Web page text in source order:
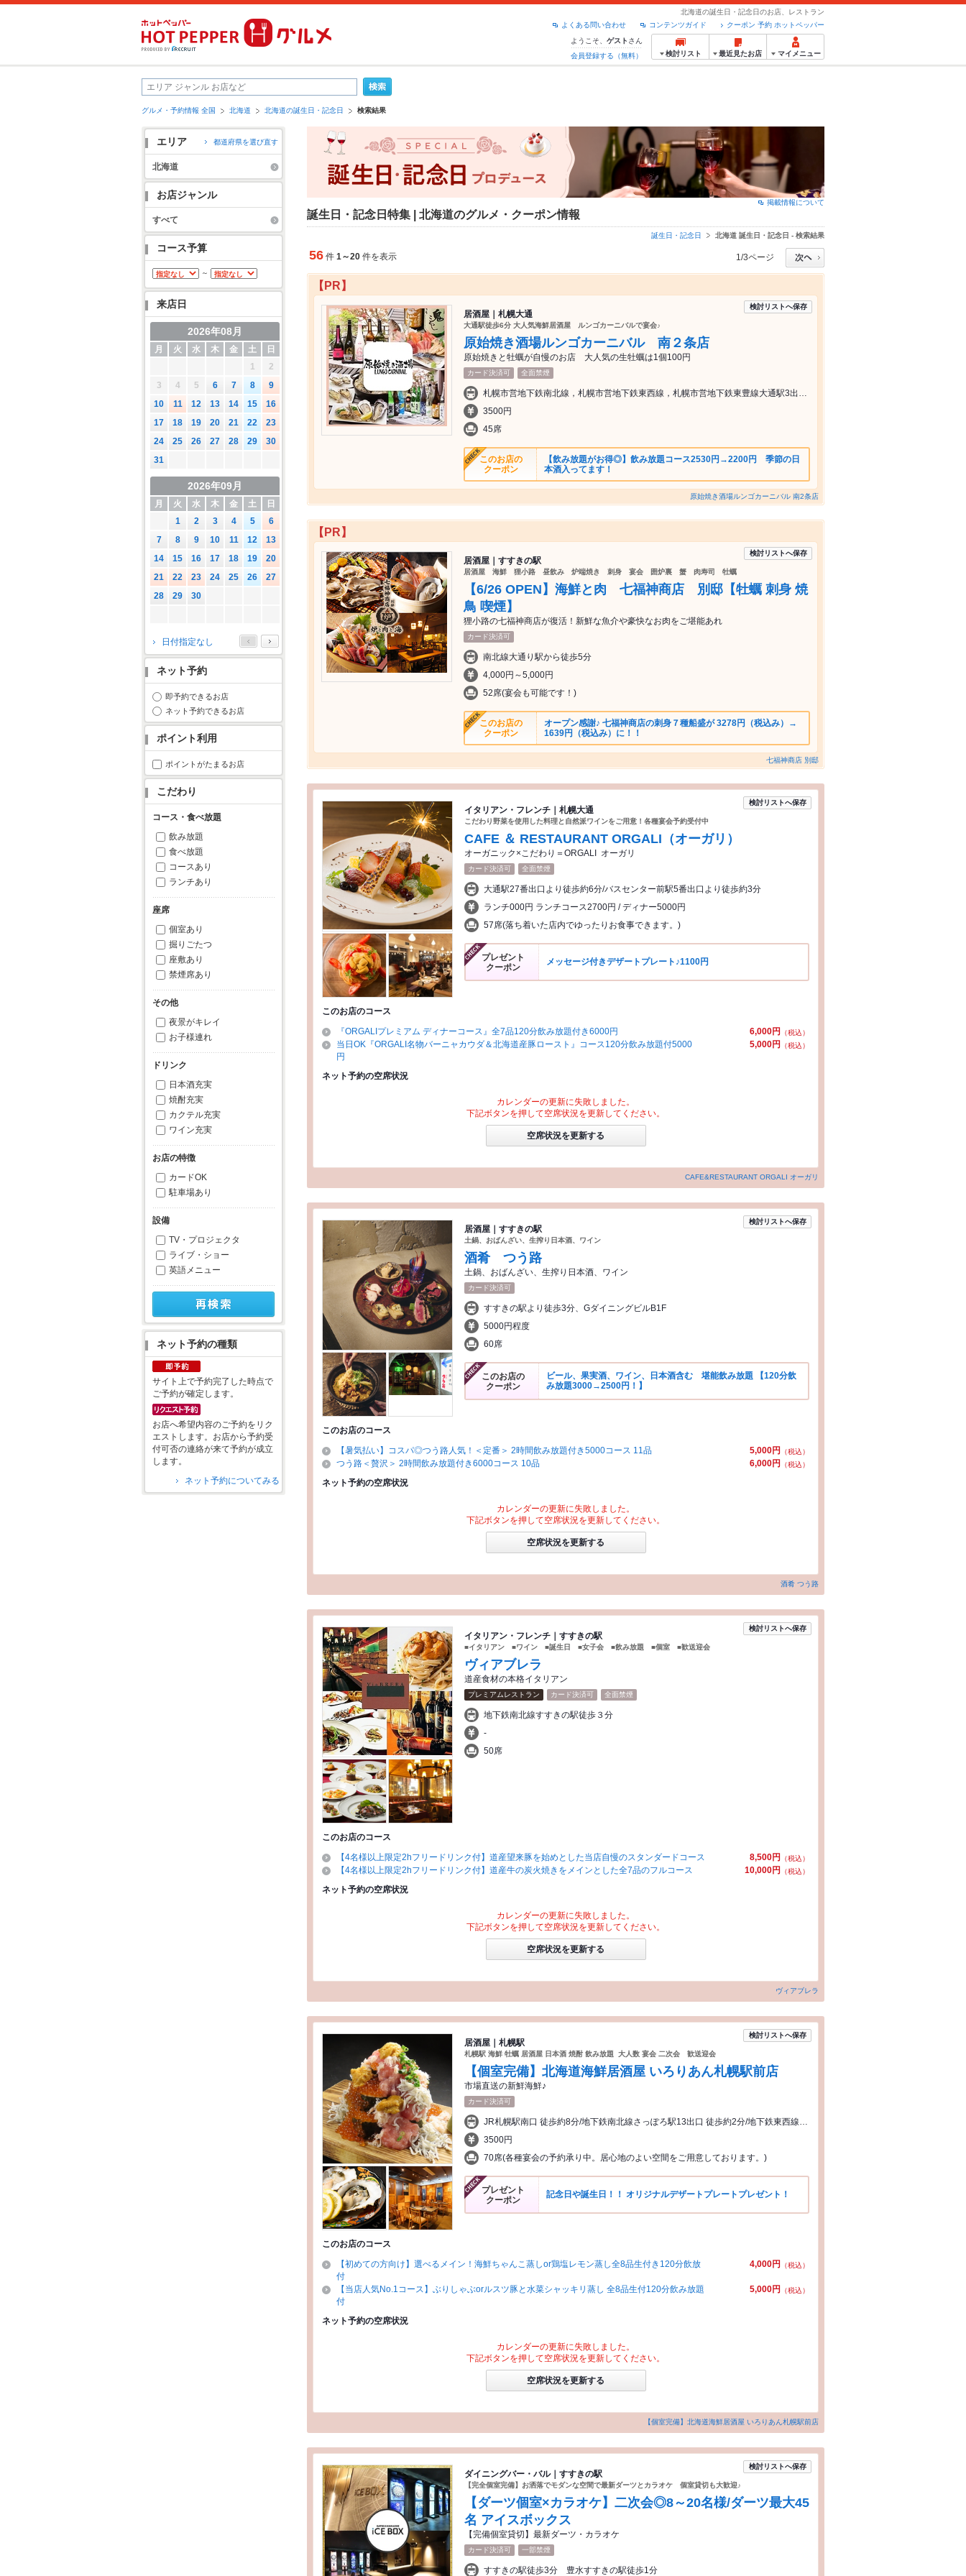
北海道の誕生日・記念日のお店、レストラン
クーポン 予約 ホットペッパー
コンテンツガイド
よくある問い合わせ
ようこそ、 ゲスト さん
会員登録する（無料）
検討リスト 最近見たお店 マイメニュー
グルメ・予約情報 全国 北海道 北海道の誕生日・記念日 検索結果
エリア 都道府県を選び直す
北海道
お店ジャンル
すべて
コース予算
～
来店日
2026年08月
月 火 水 木 金 土
日
1
2
3
4 5 6 7 8
9
10
11 12 13 14 15
16
17
18 19 20 21 22
23
24
25 26 27 28 29
30
31
2026年09月
月 火 水 木 金 土
日
1
2 3 4 5
6
7
8 9 10 11 12
13
14
15 16 17 18 19
20
21
22 23 24 25 26
27
28
29 30
2026年10月
月 火 水 木 金 土
日
5
6 7 8
12
13 14 15 16
19
20 21 22
26
27 28 29 30 31
日付指定なし
ネット予約
即予約できるお店
ネット予約できるお店
ポイント利用
ポイントがたまるお店
こだわり
コース・食べ放題
飲み放題
食べ放題
コースあり
ランチあり
座席
個室あり
掘りごたつ
座敷あり
禁煙席あり
その他
夜景がキレイ
お子様連れ
ドリンク
日本酒充実
焼酎充実
カクテル充実
ワイン充実
お店の特徴
カードOK
駐車場あり
設備
TV・プロジェクタ
ライブ・ショー
英語メニュー
ネット予約の種類
サイト上で予約完了した時点で
ご予約が確定します。
お店へ希望内容のご予約をリク
エストします。お店から予約受
付可否の連絡が来て予約が成立
します。
ネット予約についてみる
掲載情報について
誕生日・記念日特集 | 北海道のグルメ・クーポン情報
誕生日・記念日 北海道 誕生日・記念日 - 検索結果
56 件 1～20 件を表示 1/3ページ
【PR】
検討リストへ保存
居酒屋｜札幌大通
大通駅徒歩6分 大人気海鮮居酒屋 ルンゴカーニバルで宴会♪
原始焼き酒場ルンゴカーニバル 南２条店
原始焼きと牡蠣が自慢のお店 大人気の生牡蠣は1個100円
カード決済可 全面禁煙
札幌市営地下鉄南北線，札幌市営地下鉄東西線，札幌市営地下鉄東豊線大通駅3出口より徒歩約6分
3500円
45席
このお店の
クーポン
【飲み放題がお得◎】飲み放題コース2530円→2200円 季節の日
本酒入ってます！
原始焼き酒場ルンゴカーニバル 南2条店
【PR】
検討リストへ保存
居酒屋｜すすきの駅
居酒屋 海鮮 狸小路 昼飲み 炉端焼き 刺身 宴会 囲炉裏 蟹 肉寿司 牡蠣
【6/26 OPEN】海鮮と肉 七福神商店 別邸【牡蠣 刺身 焼
鳥 喫煙】
狸小路の七福神商店が復活！新鮮な魚介や豪快なお肉をご堪能あれ
カード決済可
南北線大通り駅から徒歩5分
4,000円～5,000円
52席(宴会も可能です！)
このお店の
クーポン
オープン感謝♪ 七福神商店の刺身７種船盛が 3278円（税込み）→
1639円（税込み）に！！
七福神商店 別邸
検討リストへ保存
イタリアン・フレンチ｜札幌大通
こだわり野菜を使用した料理と自然派ワインをご用意！各種宴会予約受付中
CAFE ＆ RESTAURANT ORGALI（オーガリ）
オーガニック×こだわり＝ORGALI オーガリ
カード決済可 全面禁煙
大通駅27番出口より徒歩約6分/バスセンター前駅5番出口より徒歩約3分
ランチ000円 ランチコース2700円 / ディナー5000円
57席(落ち着いた店内でゆったりお食事できます。)
プレゼント
クーポン
メッセージ付きデザートプレート♪1100円
このお店のコース
6,000円
（税込）
『ORGALIプレミアム ディナーコース』全7品120分飲み放題付き6000円
5,000円
（税込）
当日OK『ORGALI名物バーニャカウダ＆北海道産豚ロースト』コース120分飲み放題付5000
円
ネット予約の空席状況
カレンダーの更新に失敗しました。
下記ボタンを押して空席状況を更新してください。
空席状況を更新する
CAFE&RESTAURANT ORGALI オーガリ
検討リストへ保存
居酒屋｜すすきの駅
土鍋、おばんざい、生搾り日本酒、ワイン
酒肴 つう路
土鍋、おばんざい、生搾り日本酒、ワイン
カード決済可
すすきの駅より徒歩3分、GダイニングビルB1F
5000円程度
60席
このお店の
クーポン
ビール、果実酒、ワイン、日本酒含む 堪能飲み放題 【120分飲
み放題3000→2500円！】
このお店のコース
5,000円
（税込）
【暑気払い】コスパ◎つう路人気！＜定番＞ 2時間飲み放題付き5000コース 11品
6,000円
（税込）
つう路＜贅沢＞ 2時間飲み放題付き6000コース 10品
ネット予約の空席状況
カレンダーの更新に失敗しました。
下記ボタンを押して空席状況を更新してください。
空席状況を更新する
酒肴 つう路
検討リストへ保存
イタリアン・フレンチ｜すすきの駅
■イタリアン ■ワイン ■誕生日 ■女子会 ■飲み放題 ■個室 ■歓送迎会
ヴィアブレラ
道産食材の本格イタリアン
プレミアムレストラン カード決済可 全面禁煙
地下鉄南北線すすきの駅徒歩３分
-
50席
このお店のコース
8,500円
（税込）
【4名様以上限定2hフリードリンク付】道産望来豚を始めとした当店自慢のスタンダードコース
10,000円
（税込）
【4名様以上限定2hフリードリンク付】道産牛の炭火焼きをメインとした全7品のフルコース
ネット予約の空席状況
カレンダーの更新に失敗しました。
下記ボタンを押して空席状況を更新してください。
空席状況を更新する
ヴィアブレラ
検討リストへ保存
居酒屋｜札幌駅
札幌駅 海鮮 牡蠣 居酒屋 日本酒 焼酎 飲み放題 大人数 宴会 二次会 歓送迎会
【個室完備】北海道海鮮居酒屋 いろりあん札幌駅前店
市場直送の新鮮海鮮♪
カード決済可
JR札幌駅南口 徒歩約8分/地下鉄南北線さっぽろ駅13出口 徒歩約2分/地下鉄東西線大通駅16出口 徒歩約9分
3500円
70席(各種宴会の予約承り中。居心地のよい空間をご用意しております。)
プレゼント
クーポン
記念日や誕生日！！ オリジナルデザートプレートプレゼント！
このお店のコース
4,000円
（税込）
【初めての方向け】選べるメイン！海鮮ちゃんこ蒸しor鶏塩レモン蒸し全8品生付き120分飲放
付
5,000円
（税込）
【当店人気No.1コース】ぶりしゃぶorルスツ豚と水菜シャッキリ蒸し 全8品生付120分飲み放題
付
ネット予約の空席状況
カレンダーの更新に失敗しました。
下記ボタンを押して空席状況を更新してください。
空席状況を更新する
【個室完備】北海道海鮮居酒屋 いろりあん札幌駅前店
検討リストへ保存
ダイニングバー・バル｜すすきの駅
【完全個室完備】お洒落でモダンな空間で最新ダーツとカラオケ 個室貸切も大歓迎♪
【ダーツ個室×カラオケ】二次会◎8～20名様/ダーツ最大45
名 アイスボックス
【完備個室貸切】最新ダーツ・カラオケ
カード決済可 一部禁煙
すすきの駅徒歩3分 豊水すすきの駅徒歩1分